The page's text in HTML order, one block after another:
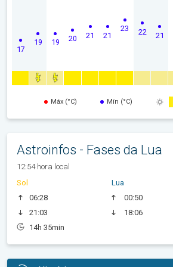
17
19 19 20 21 21
23 22 21
Máx (°C) Mín (°C)
Astroinfos - Fases da Lua
12:54 hora local
Sol
06:28
21:03
14h 35min
Lua
00:50
18:06